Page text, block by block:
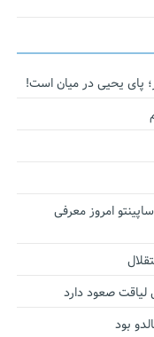
پای یحیی در میان است!
امروز معرفی
لیاقت صعود دارد
بود